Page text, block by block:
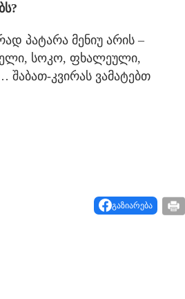
პატარა მენიუ არის –
სოკო, ფხალეული,
შაბათ-კვირას ვამატებთ
გაზიარება